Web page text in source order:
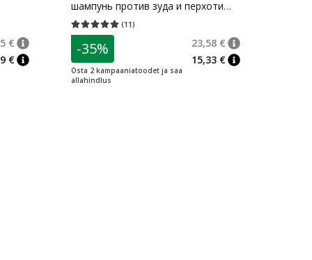
€
nõuanne
Tavaline hind:33,65 €
€
nõuanne
шампунь против зуда и перхоти
для склонной к псориазу кожи
головы 200 мл
(11)
Средняя оценка 5.00
-35%
Osta 2 kampaaniatoodet ja saa
allahindlus
23,58 €
nõuanne
Tavaline hind
15,33 €
nõuanne